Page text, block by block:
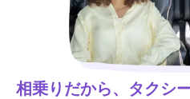
相乗りだから、タクシ